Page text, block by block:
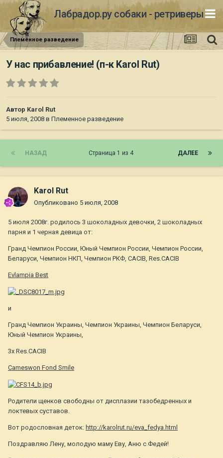
Лабрадор.ру собаки - ретриверы
Племенное разведение
У нас прибавление! (п-к Karol Rut)
Автор Karol Rut
5 июля, 2008 в Племенное разведение
НАЗАД ДАЛЕЕ
Страница 1 из 4
Karol Rut
Опубликовано 5 июля, 2008
5 июля 2008г. родилось 3 шоколадных девочки, 2 шоколадных
парня и 1 черная девица от:
Гранд Чемпион России, Юный Чемпион России, Чемпион России,
Беларуси, Чемпион НКП, Чемпион РКФ, CACIB, Res.CACIB
Evlampia Best
и
Гранд Чемпион Украины, Чемпион Украины, Чемпион Беларуси,
Юный Чемпион Украины,
3х Res.CACIB
Cameswon Fond Smile
Родители щенков свободны от дисплазии тазобедренных и
локтевых суставов.
Вот родословная деток: http://karolrut.ru/eva_fedya.html
Поздравляю Лену, молодую маму Еву, Аню с Федей!